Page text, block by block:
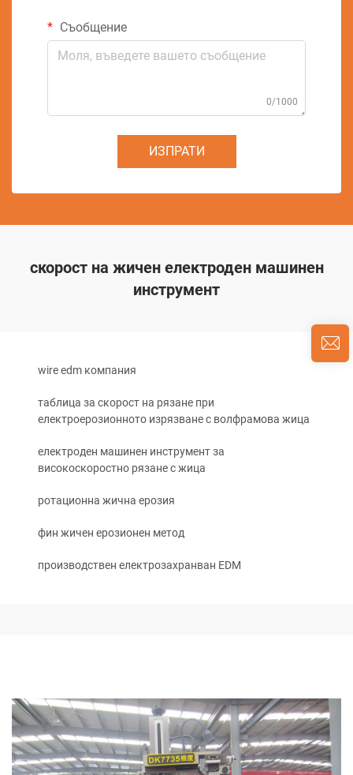
Съобщение
0/1000
ИЗПРАТИ
скорост на жичен електроден машинен
инструмент
wire edm компания
таблица за скорост на рязане при
електроерозионното изрязване с волфрамова жица
електроден машинен инструмент за
високоскоростно рязане с жица
ротационна жична ерозия
фин жичен ерозионен метод
производствен електрозахранван EDM